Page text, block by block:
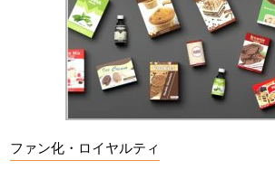
ファン化・ロイヤルティ